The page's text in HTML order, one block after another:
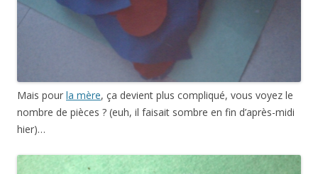
Mais pour la mère, ça devient plus compliqué, vous voyez le
nombre de pièces ? (euh, il faisait sombre en fin d’après-midi
hier)…